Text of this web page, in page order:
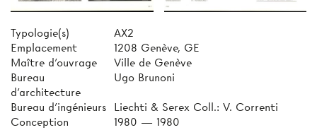
Typologie(s)
AX2
Emplacement
1208 Genève, GE
Maître d'ouvrage
Ville de Genève
Bureau
d'architecture
Ugo Brunoni
Bureau d'ingénieurs
Liechti & Serex Coll.: V. Correnti
Conception
1980 — 1980